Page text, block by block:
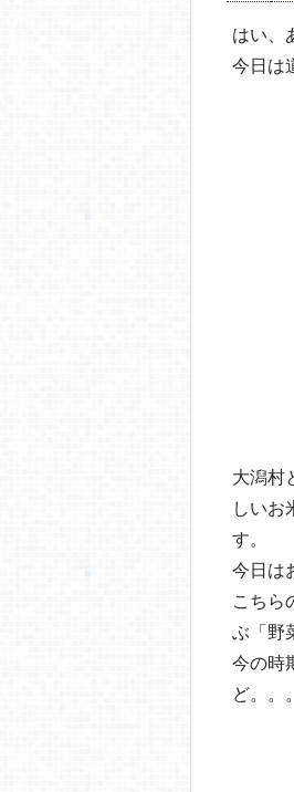
はい、
今日は
大潟村
しいお
す。
今日は
こちら
ぶ「野
今の時
ど。。。